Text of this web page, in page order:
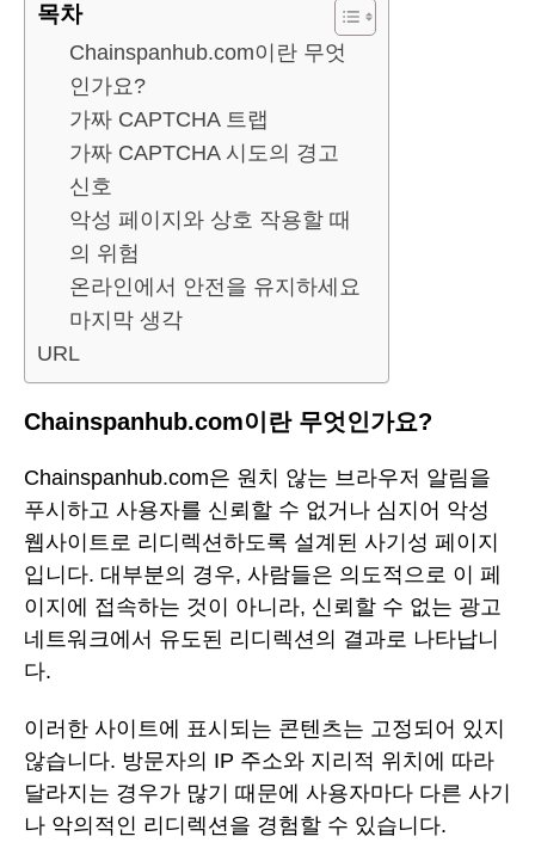
목차
Chainspanhub.com이란 무엇
인가요?
가짜 CAPTCHA 트랩
가짜 CAPTCHA 시도의 경고
신호
악성 페이지와 상호 작용할 때
의 위험
온라인에서 안전을 유지하세요
마지막 생각
URL
Chainspanhub.com이란 무엇인가요?
Chainspanhub.com은 원치 않는 브라우저 알림을
푸시하고 사용자를 신뢰할 수 없거나 심지어 악성
웹사이트로 리디렉션하도록 설계된 사기성 페이지
입니다. 대부분의 경우, 사람들은 의도적으로 이 페
이지에 접속하는 것이 아니라, 신뢰할 수 없는 광고
네트워크에서 유도된 리디렉션의 결과로 나타납니
다.
이러한 사이트에 표시되는 콘텐츠는 고정되어 있지
않습니다. 방문자의 IP 주소와 지리적 위치에 따라
달라지는 경우가 많기 때문에 사용자마다 다른 사기
나 악의적인 리디렉션을 경험할 수 있습니다.